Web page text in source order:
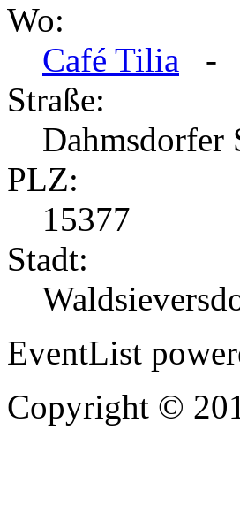
Wo:
Café Tilia -
Straße:
Dahmsdorfer
PLZ:
15377
Stadt:
EventList
Copyright ©